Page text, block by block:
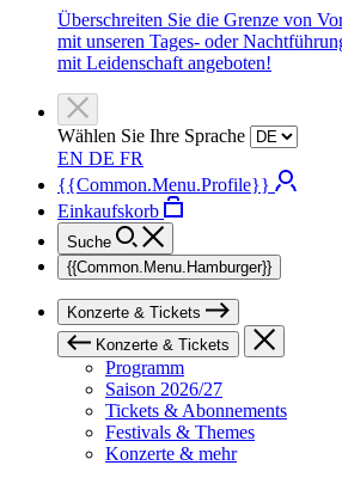
Überschreiten Sie die Grenze von
mit unseren Tages- oder
mit Leidenschaft angeboten!
Wählen Sie Ihre Sprache
EN DE FR
{{Common.Menu.Profile}}
Einkaufskorb
Suche
{{Common.Menu.Hamburger}}
Konzerte & Tickets
Konzerte & Tickets
Programm
Saison 2026/27
Tickets & Abonnements
Festivals & Themes
Konzerte & mehr